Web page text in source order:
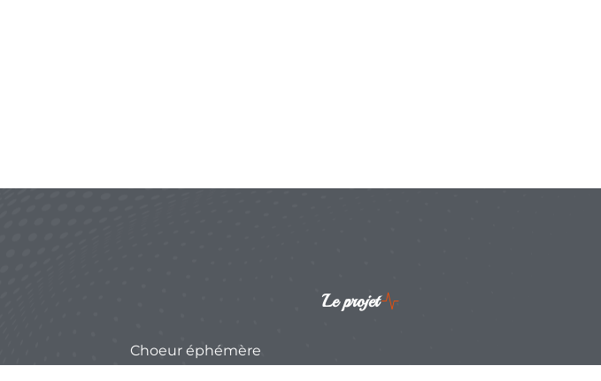
Le projet
Choeur éphémère